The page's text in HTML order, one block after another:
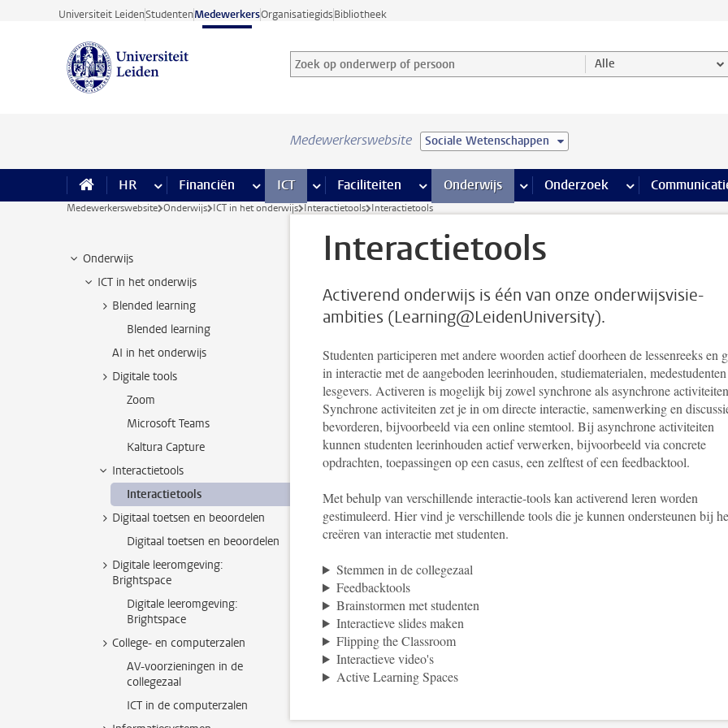
Ga direct naar de inhoud
Universiteit LeidenStudentenMedewerkersOrganisatiegidsBibliotheek
Zoek op onderwerp of persoon en selecteer categorie
Zoekterm Alle
Medewerkerswebsite Sociale Wetenschappen
HR meer HR pagina’s
Financiën meer Financiën pagina’s
ICT meer ICT pagina’s
Faciliteiten meer Faciliteiten pagina’s
Onderwijs meer Onderwijs pagina’s
Onderzoek meer Onderzoek
Medewerkerswebsite Onderwijs ICT in het onderwijs Interactietools Interactietools
Onderwijs
ICT in het onderwijs
Blended learning
Blended learning
AI in het onderwijs
Digitale tools
Zoom
Microsoft Teams
Kaltura Capture
Interactietools
Interactietools
Digitaal toetsen en beoordelen
Digitaal toetsen en beoordelen
Digitale leeromgeving:
Brightspace
Digitale leeromgeving:
Brightspace
College- en computerzalen
AV-voorzieningen in de
collegezaal
ICT in de computerzalen
Interactietools
Activerend onderwijs is één van onze onderwijsvisie-
ambities (Learning@LeidenUniversity).
Studenten participeren met andere woorden actief doorheen de lessenreeks en
in interactie met de aangeboden leerinhouden, studiematerialen,
lesgevers. Activeren is mogelijk bij zowel synchrone als asynchrone
Synchrone activiteiten zet je in om directe interactie, samenwerking en
bevorderen, bijvoorbeeld via een online stemtool. Bij asynchrone activiteiten
kunnen studenten leerinhouden actief verwerken, bijvoorbeeld via concrete
opdrachten, toepassingen op een casus, een zelftest of een feedbacktool.
Met behulp van verschillende interactie-tools kan activerend leren worden
gestimuleerd. Hier vind je verschillende tools die je kunnen ondersteunen bij
creëren van interactie met studenten.
Stemmen in de collegezaal
Feedbacktools
Brainstormen met studenten
Interactieve slides maken
Flipping the Classroom
Interactieve video's
Active Learning Spaces